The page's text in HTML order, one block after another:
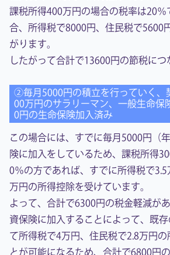
課税所得400万円の場合の税率は20％
合、所得税で8000円、住民税で5600
がります。
したがって合計で13600円の節税につ
②毎月5000円の積立を行っていく、
00万円のサラリーマン、一般生命保
0円の生命保険加入済み
この場合には、すでに毎月5000円（
険に加入をしているため、課税所得
0％の方であれば、すでに所得税で3.5
万円の所得控除を受けています。
よって、合計で6300円の税金軽減が
資保険に加入することによって、既
て所得税で4万円、住民税で2.8万円の
とが可能になるため、合計で6800円